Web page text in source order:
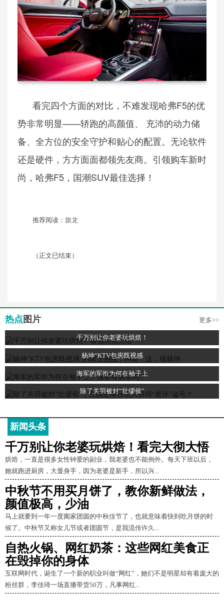
看完四个方面的对比，不难发现哈弗F5的优
势非常明显——轿跑的高颜值、 充沛的动力储
备、全方位的安全守护和贴心的配置。无论软件
还是硬件，方方面面都领先友商。引领购车新时
尚，哈弗F5，国潮SUV最佳选择！
推荐阅读： 旗龙
（正文已结束）
热点 图片 更多>>
千万别让你老婆玩烘焙！
杨坤“KTV包房既视感
海军的军衔为何在袖子上
除了关羽被封“壮缪侯”
新闻头条
千万别让你老婆玩烘焙！看完大彻大悟
烘焙，一直是很多女性钟爱的副业，我老婆也不能例外。每天下班以后，
她就跑进厨房，大显身手，因为老婆是新手，所以兴...
中秋节不用买月饼了，教你新鲜做法，
颜值极高，少油
马上就要到一年一度阖家团圆的中秋佳节了，也就意味着快到吃月饼的时
候了。中秋节又称女儿节或者团圆节，是我流传许久...
自热火锅、网红奶茶：这些网红美食正
在毁掉你的身体
互联网时代，诞生了一个新的职业叫做“网红”，她们不是明星却有着庞大的
粉丝群，李佳琦一场直播带货50万，凡事网红...